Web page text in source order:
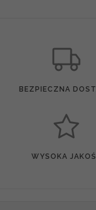
BEZPIECZNA
WYSOKA